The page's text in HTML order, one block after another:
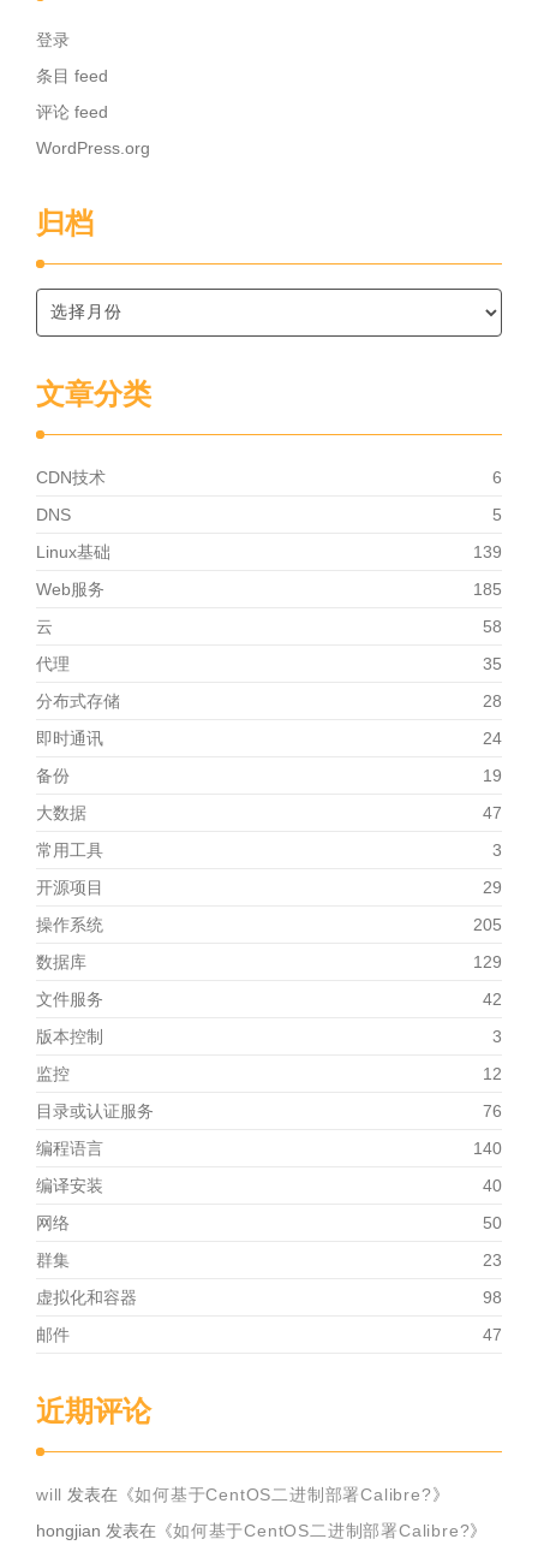
登录
条目 feed
评论 feed
WordPress.org
归档
文章分类
CDN技术
6
DNS
5
Linux基础
139
Web服务
185
云
58
代理
35
分布式存储
28
即时通讯
24
备份
19
大数据
47
常用工具
3
开源项目
29
操作系统
205
数据库
129
文件服务
42
版本控制
3
监控
12
目录或认证服务
76
编程语言
140
编译安装
40
网络
50
群集
23
虚拟化和容器
98
邮件
47
近期评论
will 发表在《如何基于CentOS二进制部署Calibre?》
hongjian 发表在《如何基于CentOS二进制部署Calibre?》